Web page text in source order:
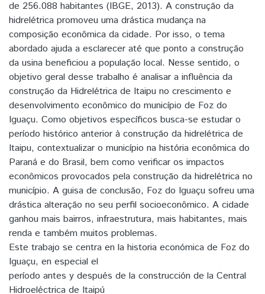
de 256.088 habitantes (IBGE, 2013). A construção da
hidrelétrica promoveu uma drástica mudança na
composição econômica da cidade. Por isso, o tema
abordado ajuda a esclarecer até que ponto a construção
da usina beneficiou a população local. Nesse sentido, o
objetivo geral desse trabalho é analisar a influência da
construção da Hidrelétrica de Itaipu no crescimento e
desenvolvimento econômico do município de Foz do
Iguaçu. Como objetivos específicos busca-se estudar o
período histórico anterior à construção da hidrelétrica de
Itaipu, contextualizar o município na história econômica do
Paraná e do Brasil, bem como verificar os impactos
econômicos provocados pela construção da hidrelétrica no
município. A guisa de conclusão, Foz do Iguaçu sofreu uma
drástica alteração no seu perfil socioeconômico. A cidade
ganhou mais bairros, infraestrutura, mais habitantes, mais
renda e também muitos problemas.
Este trabajo se centra en la historia económica de Foz do
Iguaçu, en especial el
período antes y después de la construcción de la Central
Hidroeléctrica de Itaipú